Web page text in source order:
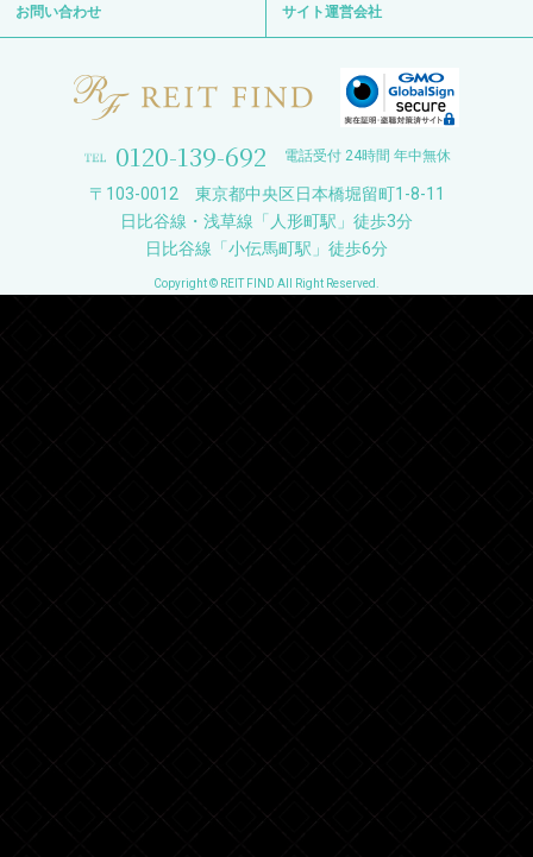
お問い合わせ サイト運営会社
0120-139-692 電話受付 24時間 年中無休
〒103-0012 東京都中央区日本橋堀留町1-8-11
日比谷線・浅草線「人形町駅」徒歩3分
日比谷線「小伝馬町駅」徒歩6分
Copyright © REIT FIND All Right Reserved.